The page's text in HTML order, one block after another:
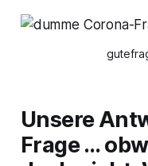
Unsere
Frage …